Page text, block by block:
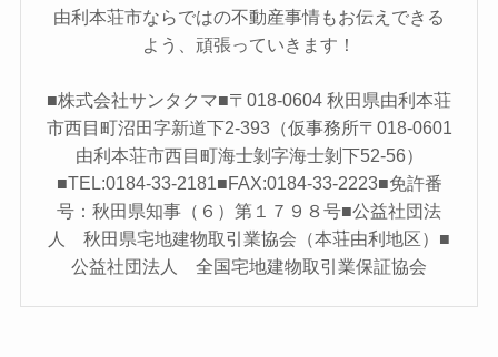
由利本荘市ならではの不動産事情もお伝えできる
よう、頑張っていきます！
■株式会社サンタクマ■〒018-0604 秋田県由利本荘
市西目町沼田字新道下2-393（仮事務所〒018-0601
由利本荘市西目町海士剝字海士剝下52-56）
■TEL:0184-33-2181■FAX:0184-33-2223■免許番
号：秋田県知事（６）第１７９８号■公益社団法
人 秋田県宅地建物取引業協会（本荘由利地区）■
公益社団法人 全国宅地建物取引業保証協会